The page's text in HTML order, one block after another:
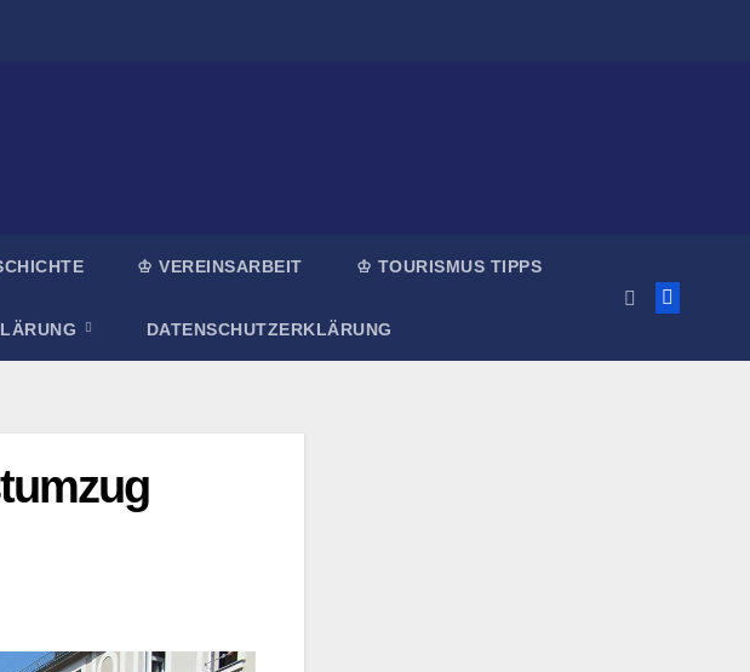
♔ VEREINSARBEIT ♔ TOURISMUS TIPPS
DATENSCHUTZERKLÄRUNG